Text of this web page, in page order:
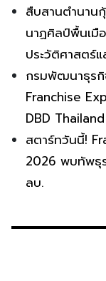
สืบสานตำนาน
นาฏศิลป์พื้นเมื
ประวัติศาสตร์
กรมพัฒนาธุร
Franchise
DBD
สตาร์ทวันนี้!
2026 พบทัพธุ
ลบ.